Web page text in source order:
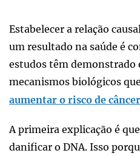
Estabelecer a relação
um resultado na saúde é
estudos têm demonstrado
mecanismos biológicos
aumentar o risco de câncer
A primeira explicação é
danificar o DNA. Isso